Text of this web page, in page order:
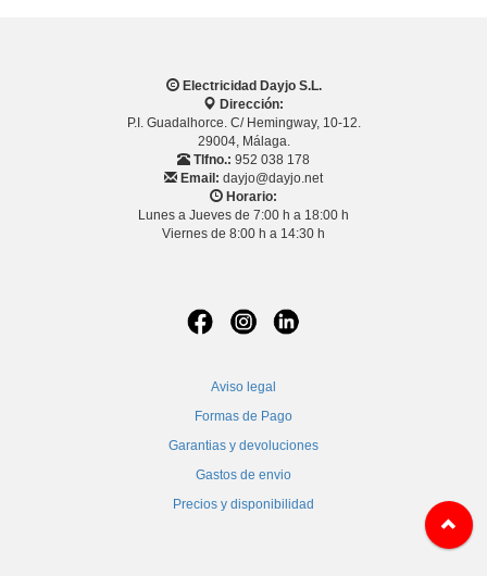
Electricidad Dayjo S.L.
Dirección:
P.I. Guadalhorce. C/ Hemingway, 10-12.
29004, Málaga.
Tlfno.: 952 038 178
Email: dayjo@dayjo.net
Horario:
Lunes a Jueves de 7:00 h a 18:00 h
Viernes de 8:00 h a 14:30 h
Aviso legal
Formas de Pago
Garantias y devoluciones
Gastos de envio
Precios y disponibilidad